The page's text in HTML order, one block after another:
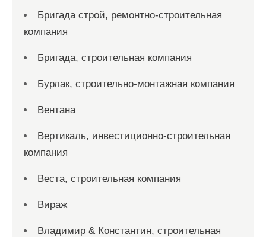
Бригада строй, ремонтно-строительная
компания
Бригада, строительная компания
Бурлак, строительно-монтажная компания
Вентана
Вертикаль, инвестиционно-строительная
компания
Веста, строительная компания
Вираж
Владимир & Константин, строительная